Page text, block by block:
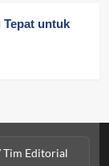
Tepat untuk
Tim Editorial